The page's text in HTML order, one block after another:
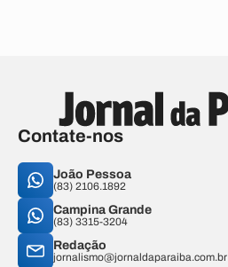
Contate-nos
João Pessoa
(83) 2106.1892
Campina Grande
(83) 3315-3204
Redação
jornalismo@jornaldaparaiba.com.br